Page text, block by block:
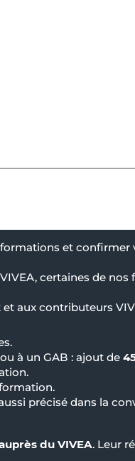
et confirmer
certaines de
aux contributeurs
à un GAB : ajout de
précisé dans la
du VIVEA. Leur